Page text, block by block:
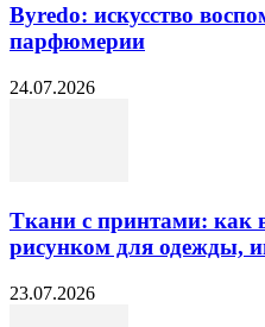
Byredo: искусство
парфюмерии
24.07.2026
Ткани с принтами: как
рисунком для одежды,
23.07.2026